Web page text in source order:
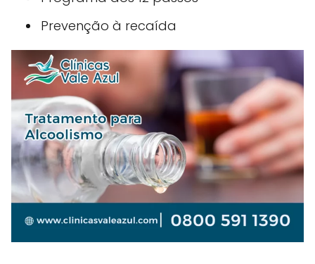
Prevenção à recaída